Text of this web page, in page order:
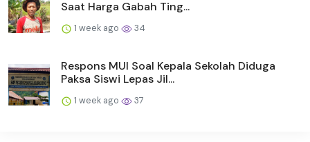
Saat Harga Gabah Ting...
1 week ago 34
Respons MUI Soal Kepala Sekolah Diduga
Paksa Siswi Lepas Jil...
1 week ago 37